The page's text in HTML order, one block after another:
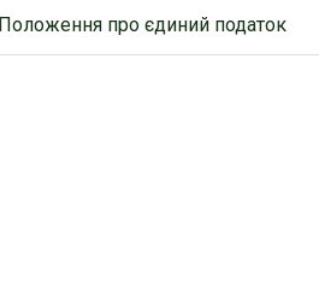
Положення про єдиний податок